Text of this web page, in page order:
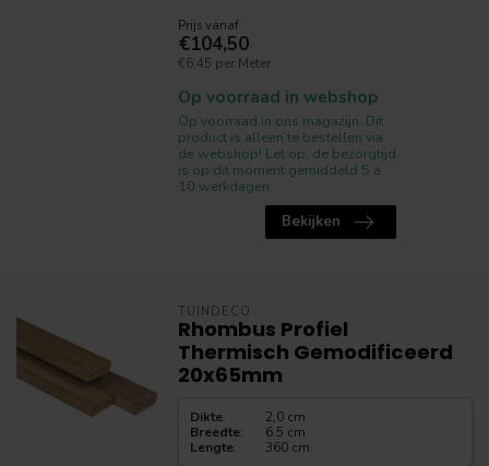
Prijs vanaf
€104,50
€6,45 per Meter
Op voorraad in webshop
Op voorraad in ons magazijn. Dit
product is alleen te bestellen via
de webshop! Let op, de bezorgtijd
is op dit moment gemiddeld 5 a
10 werkdagen.
Bekijken
TUINDECO
Rhombus Profiel
Thermisch Gemodificeerd
20x65mm
Dikte:
2,0 cm
Breedte:
6.5 cm
Lengte: 360 cm